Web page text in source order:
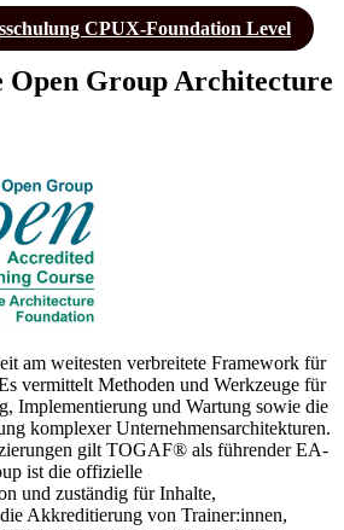
CPUX-Foundation Level
Open Group Architecture
am weitesten verbreitete Framework für
vermittelt Methoden und Werkzeuge für
Implementierung und Wartung sowie die
komplexer Unternehmensarchitekturen.
gilt TOGAF® als führender EA-
ist die offizielle
und zuständig für Inhalte,
Akkreditierung von Trainer:innen,